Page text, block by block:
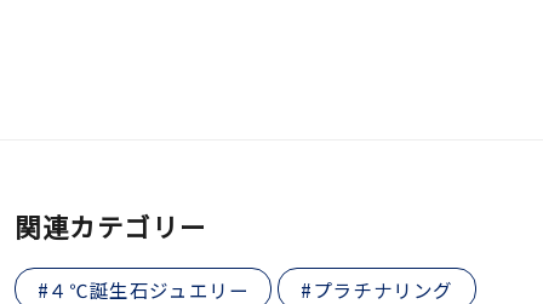
関連カテゴリー
#４℃誕生石ジュエリー #プラチナリング